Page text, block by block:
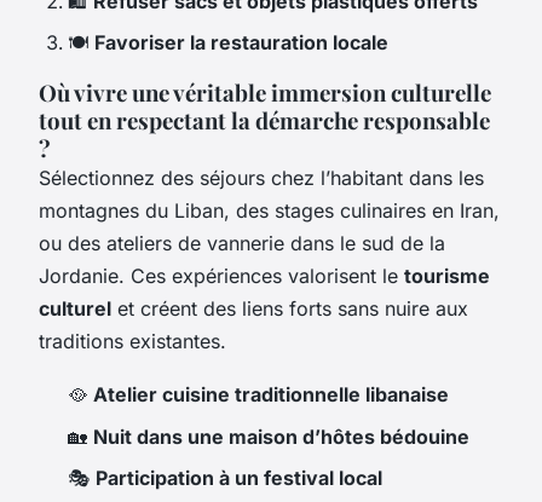
🍽️ Favoriser la restauration locale
Où vivre une véritable immersion culturelle
tout en respectant la démarche responsable
?
Sélectionnez des séjours chez l’habitant dans les
montagnes du Liban, des stages culinaires en Iran,
ou des ateliers de vannerie dans le sud de la
Jordanie. Ces expériences valorisent le tourisme
culturel et créent des liens forts sans nuire aux
traditions existantes.
🥘 Atelier cuisine traditionnelle libanaise
🏡 Nuit dans une maison d’hôtes bédouine
🎭 Participation à un festival local